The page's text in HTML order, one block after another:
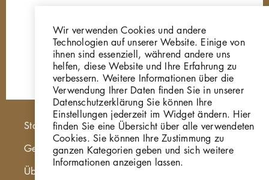
Hauptnavigation
Startseite
Georg Kolbe Museum
Über die Online Sammlung
Wir verwenden Cookies und andere
Technologien auf unserer Website. Einige von
ihnen sind essenziell, während andere uns
helfen, diese Website und Ihre Erfahrung zu
verbessern. Weitere Informationen über die
Verwendung Ihrer Daten finden Sie in unserer
Datenschutzerklärung Sie können Ihre
Einstellungen jederzeit im Widget ändern. Hier
finden Sie eine Übersicht über alle verwendeten
Cookies. Sie können Ihre Zustimmung zu
ganzen Kategorien geben und sich weitere
Informationen anzeigen lassen.